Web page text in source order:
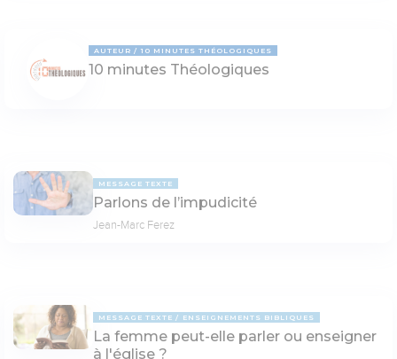
AUTEUR 10 MINUTES THÉOLOGIQUES
10 minutes Théologiques
MESSAGE TEXTE
Parlons de l’impudicité
Jean-Marc Ferez
MESSAGE TEXTE ENSEIGNEMENTS BIBLIQUES
La femme peut-elle parler ou enseigner
à l'église ?